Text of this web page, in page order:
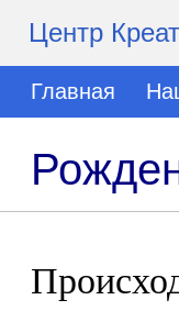
Центр
Главная